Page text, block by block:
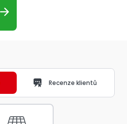
Recenze klientů